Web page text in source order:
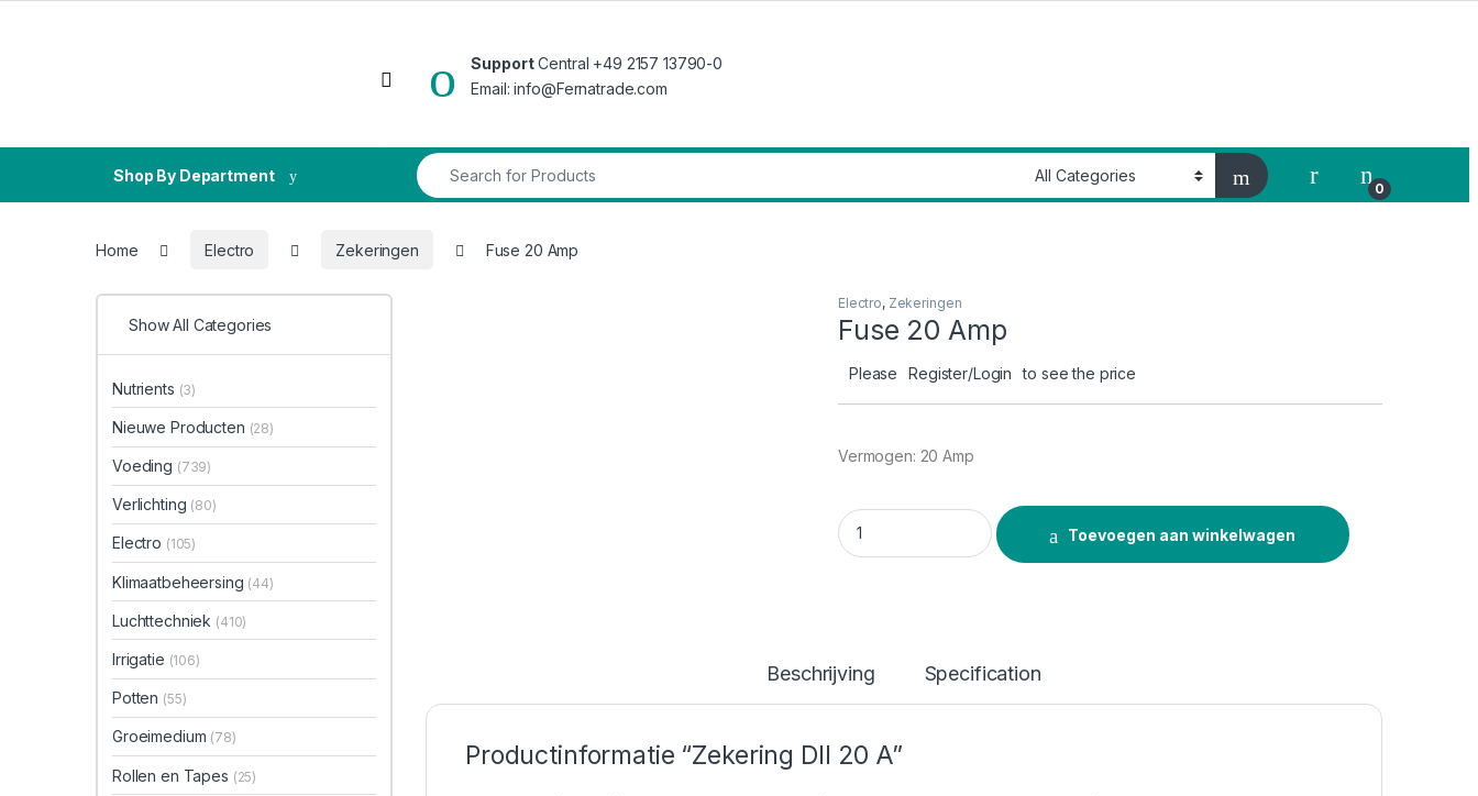
Open
SupportCentral +49 2157 13790-0
Email: info@Fernatrade.com
Shop By Department
Search for:
My Account
0
Home Electro Zekeringen Fuse 20 Amp
Electro, Zekeringen
Fuse 20 Amp
Please Register/Login to see the price
Vermogen: 20 Amp
Fuse 20 Amp quantity
Toevoegen aan winkelwagen
Beschrijving Specification
Productinformatie “Zekering DII 20 A”
Show All Categories
Nutrients (3)
Nieuwe Producten (28)
Voeding (739)
Verlichting (80)
Electro (105)
Klimaatbeheersing (44)
Luchttechniek (410)
Irrigatie (106)
Potten (55)
Groeimedium (78)
Rollen en Tapes (25)